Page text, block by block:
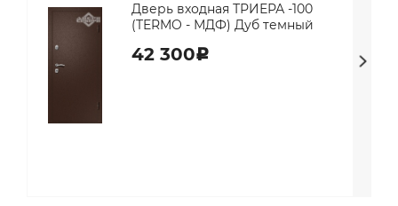
Дверь входная ТРИЕРА -100
(TERMO - МДФ) Дуб темный
42 300c